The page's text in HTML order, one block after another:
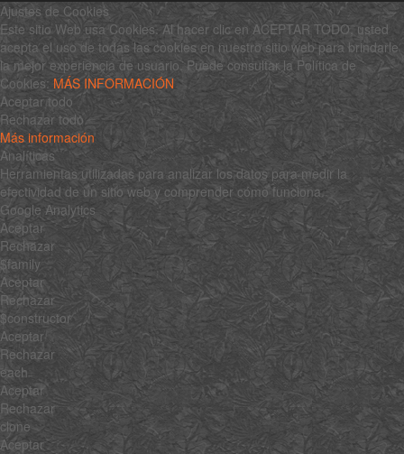
Ajustes de Cookies
Este sitio Web usa Cookies. Al hacer clic en ACEPTAR TODO, usted
acepta el uso de todas las cookies en nuestro sitio web para brindarle
la mejor experiencia de usuario. Puede consultar la Política de
Cookies: MÁS INFORMACIÓN
Aceptar todo
Rechazar todo
Más información
Analíticas
Herramientas utilizadas para analizar los datos para medir la
efectividad de un sitio web y comprender cómo funciona.
Google Analytics
Aceptar
Rechazar
$family
Aceptar
Rechazar
$constructor
Aceptar
Rechazar
each
Aceptar
Rechazar
clone
Aceptar